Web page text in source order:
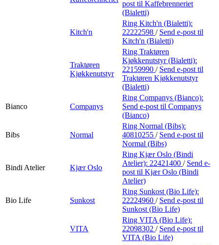
post til Kaffebrenneriet
(Bialetti)
Kitch'n
Ring Kitch'n (Bialetti):
22222598 / Send e-post til
Kitch'n (Bialetti)
Traktøren
Kjøkkenutstyr
Ring Traktøren
Kjøkkenutstyr (Bialetti):
22159990 / Send e-post til
Traktøren Kjøkkenutstyr
(Bialetti)
Bianco Companys
Ring Companys (Bianco):
Send e-post til Companys
(Bianco)
Bibs Normal
Ring Normal (Bibs):
40810255 / Send e-post til
Normal (Bibs)
Bindi Atelier Kjær Oslo
Ring Kjær Oslo (Bindi
Atelier): 22421400 / Send e-
post til Kjær Oslo (Bindi
Atelier)
Bio Life Sunkost
Ring Sunkost (Bio Life):
22224960 / Send e-post til
Sunkost (Bio Life)
VITA
Ring VITA (Bio Life):
22098302 / Send e-post til
VITA (Bio Life)